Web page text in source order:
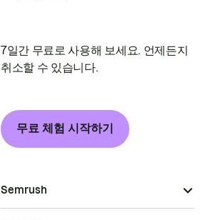
7일간 무료로 사용해 보세요. 언제든지
취소할 수 있습니다.
무료 체험 시작하기
Semrush